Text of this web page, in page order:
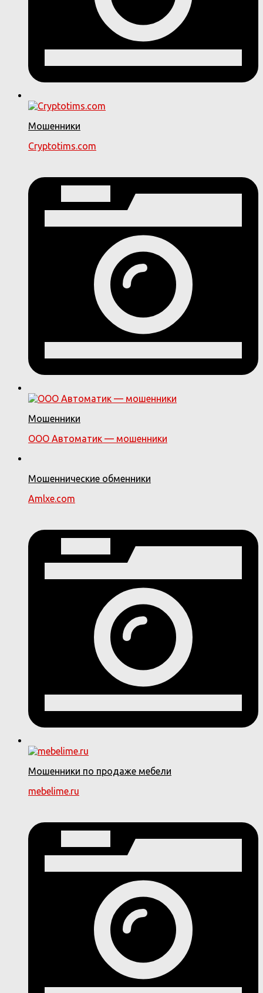
Мошенники
Cryptotims.com
Мошенники
ООО Автоматик — мошенники
Мошеннические обменники
Amlxe.com
Мошенники по продаже мебели
mebelime.ru